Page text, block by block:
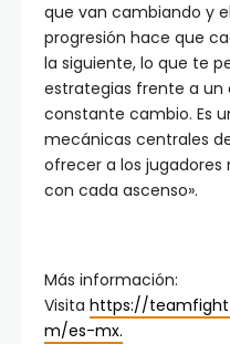
que van cambiando y
progresión hace que
la siguiente, lo que te
estrategias frente a un
constante cambio. Es
mecánicas centrales
ofrecer a los jugadores
con cada ascenso».
Más información:
Visita https://
m/es-mx.